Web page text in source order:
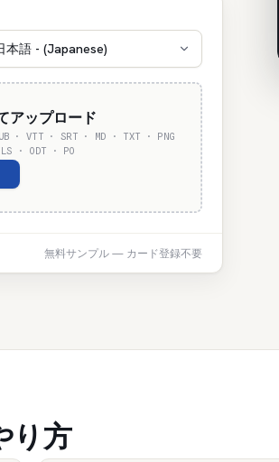
本語 - (Japanese)
アップロード
· VTT · SRT · MD · TXT · PNG
· ODT · PO
無料サンプル — カード登録不要
り方